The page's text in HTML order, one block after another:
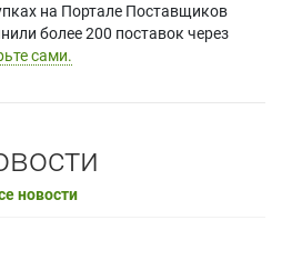
на Портале Поставщиков
более 200 поставок через
сами.
новости